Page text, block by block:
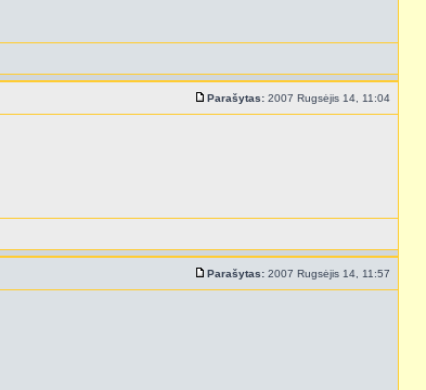
Parašytas: 2007 Rugsėjis 14, 11:04
Parašytas: 2007 Rugsėjis 14, 11:57